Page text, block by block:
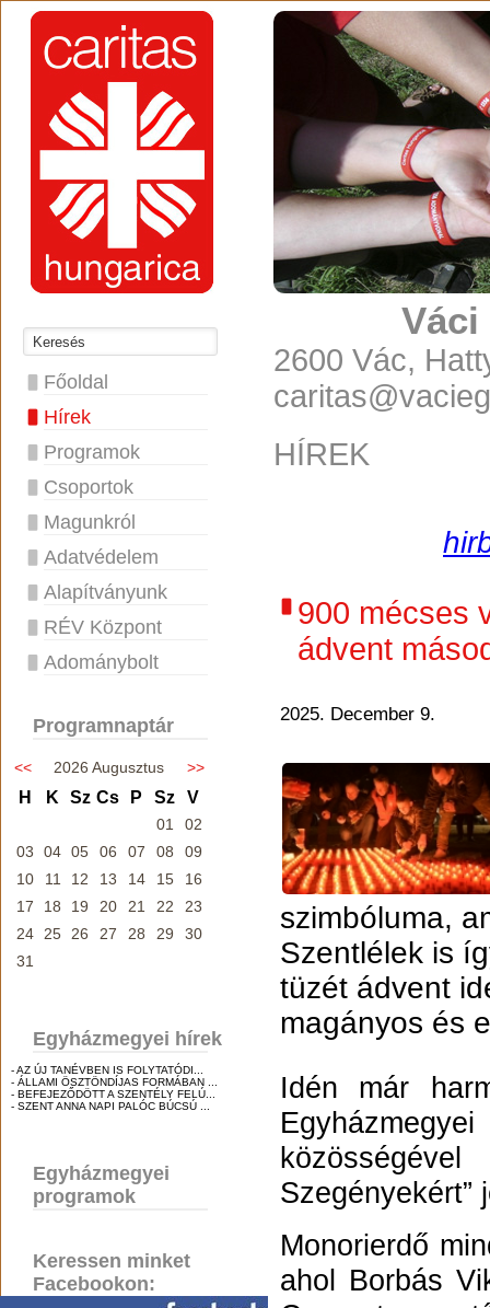
Főoldal
Hírek
Programok
Csoportok
Magunkról
Adatvédelem
Alapítványunk
RÉV Központ
Adománybolt
Programnaptár
<< 2026 Augusztus >>
H K Sz Cs P Sz V
01
02
03
04 05 06 07 08
09
10
11 12 13 14 15
16
17
18 19 20 21 22
23
24
25 26 27 28 29
30
31
Egyházmegyei hírek
- AZ ÚJ TANÉVBEN IS FOLYTATÓDI...
- ÁLLAMI ÖSZTÖNDÍJAS FORMÁBAN ...
- BEFEJEZŐDÖTT A SZENTÉLY FELÚ...
- SZENT ANNA NAPI PALÓC BÚCSÚ ...
Egyházmegyei
programok
Keressen minket
Facebookon:
Váci
2600 Vác,
HÍREK
900 mécses
ádvent
2025. December 9.
szimbóluma,
Szentlélek is
tüzét ádvent
magányos és
Idén már
Szegényekért”
Monorierdő
ahol Borbás